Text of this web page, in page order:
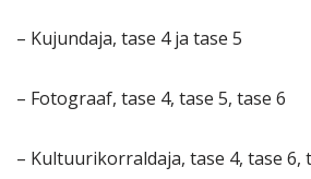
– Kujundaja, tase 4 ja tase 5
– Fotograaf, tase 4, tase 5, tase 6
– Kultuurikorraldaja, tase 4, tase 6,